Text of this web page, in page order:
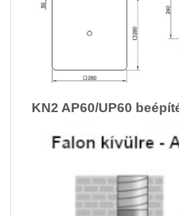
KN2 AP60/UP60